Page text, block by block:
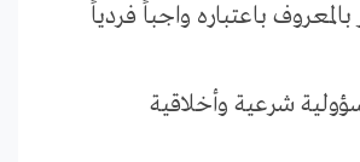
بالمعروف باعتباره واجباً فردياً
شرعية وأخلاقية